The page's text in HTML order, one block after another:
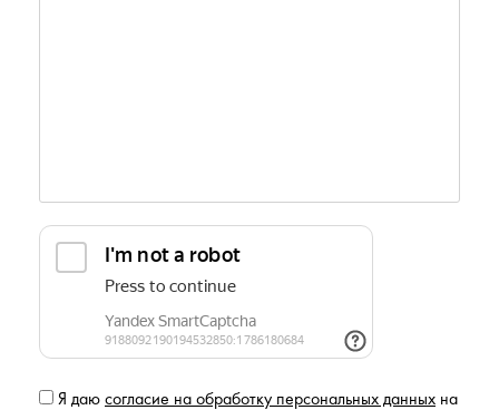
Я даю согласие на обработку персональных данных на